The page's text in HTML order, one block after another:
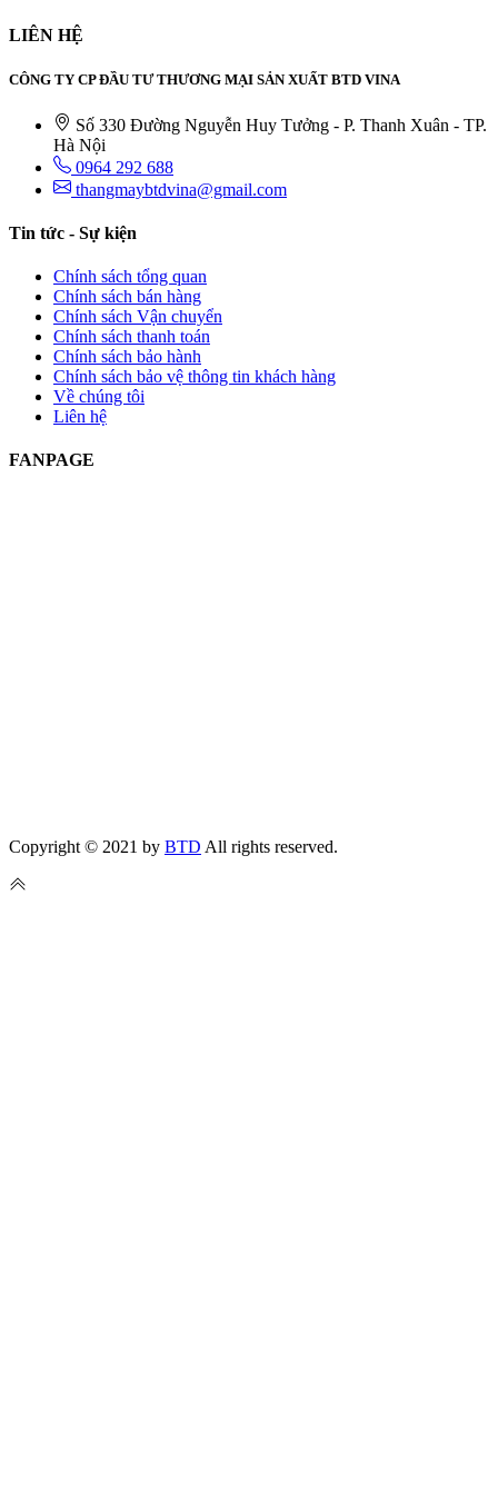
LIÊN HỆ
CÔNG TY CP ĐẦU TƯ THƯƠNG MẠI SẢN XUẤT BTD VINA
Số 330 Đường Nguyễn Huy Tưởng - P. Thanh Xuân - TP.
Hà Nội
0964 292 688
thangmaybtdvina@gmail.com
Tin tức - Sự kiện
Chính sách tổng quan
Chính sách bán hàng
Chính sách Vận chuyển
Chính sách thanh toán
Chính sách bảo hành
Chính sách bảo vệ thông tin khách hàng
Về chúng tôi
Liên hệ
FANPAGE
Copyright © 2021 by BTD All rights reserved.